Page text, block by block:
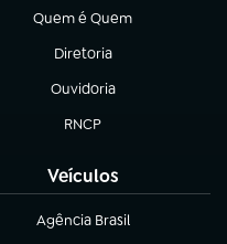
Quem é Quem
(abre em nova aba)
Diretoria
(abre em nova aba)
Ouvidoria
(abre em nova aba)
RNCP
(abre em nova aba)
Veículos
Agência Brasil
(abre em nova aba)